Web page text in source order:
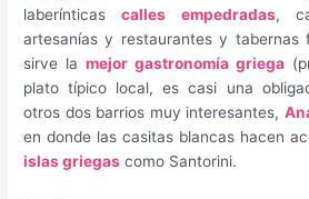
laberínticascalles empedradas,
artesanías y restaurantes y tabernas
sirve lamejor gastronomía griega
plato típico local, es casi una
otros dos barrios muy interesantes,
en donde las casitas blancas hacen
islas griegas como Santorini.